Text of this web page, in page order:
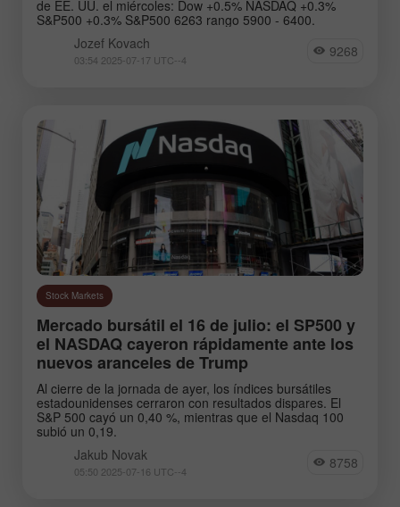
de EE. UU. el miércoles: Dow +0.5% NASDAQ +0.3%
S&P500 +0.3% S&P500 6263 rango 5900 - 6400.
Jozef Kovach
03:54 2025-07-17 UTC--4 9268
Stock Markets
Mercado bursátil el 16 de julio: el SP500 y
el NASDAQ cayeron rápidamente ante los
nuevos aranceles de Trump
Al cierre de la jornada de ayer, los índices bursátiles
estadounidenses cerraron con resultados dispares. El
S&P 500 cayó un 0,40 %, mientras que el Nasdaq 100
subió un 0,19.
Jakub Novak
05:50 2025-07-16 UTC--4 8758